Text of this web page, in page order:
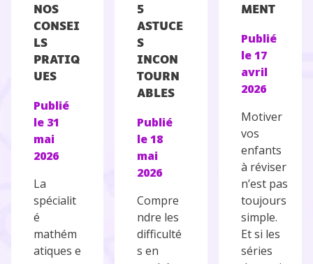
NOS
CONSEI
LS
PRATIQ
UES
Publié
le 31
mai
2026
La
spécialit
é
mathém
atiques e
5
ASTUCE
S
INCON
TOURN
ABLES
Publié
le18
mai
2026
Compre
ndre les
difficulté
s en
MENT
Publié
le17
avril
2026
Motiver
vos
enfants
à réviser
n’est pas
toujours
simple.
Et si les
séries